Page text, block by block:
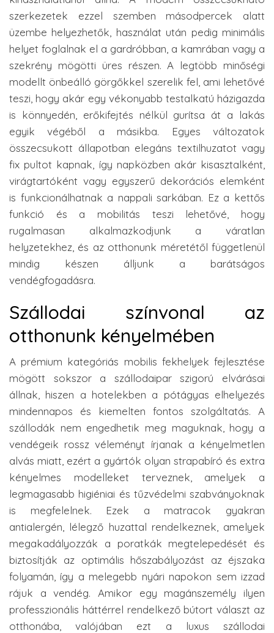
szerkezetek ezzel szemben másodpercek alatt
üzembe helyezhetők, használat után pedig minimális
helyet foglalnak el a gardróbban, a kamrában vagy a
szekrény mögötti üres részen. A legtöbb minőségi
modellt önbeálló görgőkkel szerelik fel, ami lehetővé
teszi, hogy akár egy vékonyabb testalkatú házigazda
is könnyedén, erőkifejtés nélkül gurítsa át a lakás
egyik végéből a másikba. Egyes változatok
összecsukott állapotban elegáns textilhuzatot vagy
fix pultot kapnak, így napközben akár kisasztalként,
virágtartóként vagy egyszerű dekorációs elemként
is funkcionálhatnak a nappali sarkában. Ez a kettős
funkció és a mobilitás teszi lehetővé, hogy
rugalmasan alkalmazkodjunk a váratlan
helyzetekhez, és az otthonunk méretétől függetlenül
mindig készen álljunk a barátságos
vendégfogadásra.
Szállodai színvonal az
otthonunk kényelmében
A prémium kategóriás mobilis fekhelyek fejlesztése
mögött sokszor a szállodaipar szigorú elvárásai
állnak, hiszen a hotelekben a pótágyas elhelyezés
mindennapos és kiemelten fontos szolgáltatás. A
szállodák nem engedhetik meg maguknak, hogy a
vendégeik rossz véleményt írjanak a kényelmetlen
alvás miatt, ezért a gyártók olyan strapabíró és extra
kényelmes modelleket terveznek, amelyek a
legmagasabb higiéniai és tűzvédelmi szabványoknak
is megfelelnek. Ezek a matracok gyakran
antialergén, lélegző huzattal rendelkeznek, amelyek
megakadályozzák a poratkák megtelepedését és
biztosítják az optimális hőszabályozást az éjszaka
folyamán, így a melegebb nyári napokon sem izzad
rájuk a vendég. Amikor egy magánszemély ilyen
professzionális háttérrel rendelkező bútort választ az
otthonába, valójában ezt a luxus szállodai